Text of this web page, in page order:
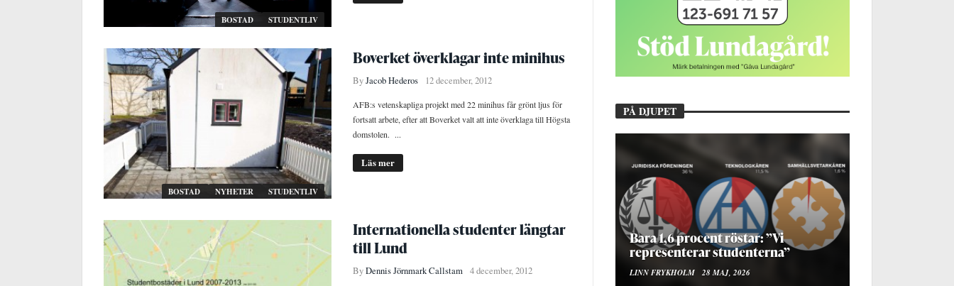
BOSTAD STUDENTLIV
BOSTAD NYHETER STUDENTLIV
Boverket överklagar inte minihus
ByJacob Hederos 12 december, 2012
AFB:s vetenskapliga projekt med 22 minihus får grönt ljus för
fortsatt arbete, efter att Boverket valt att inte överklaga till Högsta
domstolen. ...
Läs mer
Internationella studenter längtar
till Lund
ByDennis Jörnmark Callstam 4 december, 2012
PÅ DJUPET
Hur bygger man en Lundakarneval?
ELISE RALSTON SAMUELSON 24 MAJ, 2026